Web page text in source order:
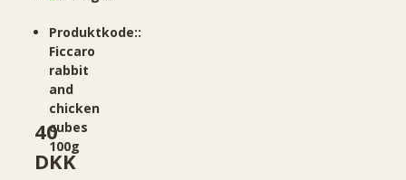
40
DKK
Produktkode::
Ficcaro
rabbit
and
chicken
cubes
100g